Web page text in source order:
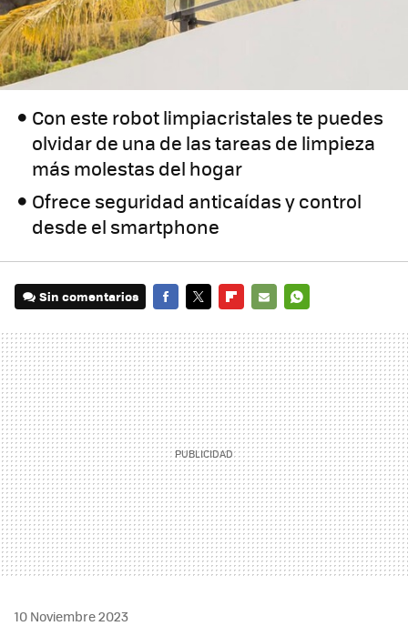
Con este robot limpiacristales te puedes
olvidar de una de las tareas de limpieza
más molestas del hogar
Ofrece seguridad anticaídas y control
desde el smartphone
Sin comentarios
MAIL
10 Noviembre 2023